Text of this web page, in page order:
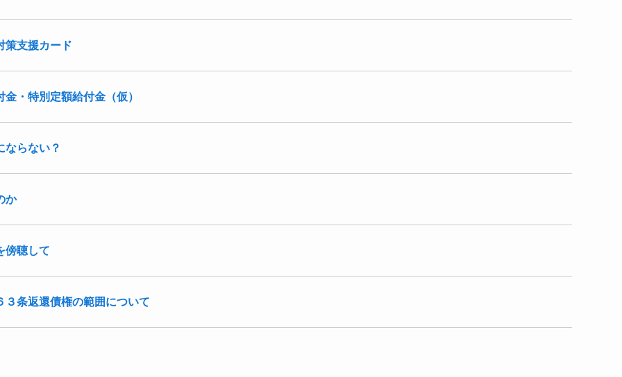
策支援カード
・特別定額給付金（仮）
らない？
か
傍聴して
条返還債権の範囲について